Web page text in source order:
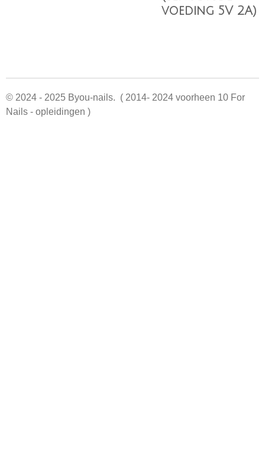
voeding 5V 2A)
© 2024 - 2025 Byou-nails. ( 2014- 2024 voorheen 10 For
Nails - opleidingen )